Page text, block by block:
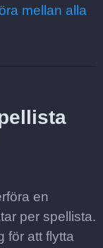
mellan alla
en
per spellista.
för att flytta